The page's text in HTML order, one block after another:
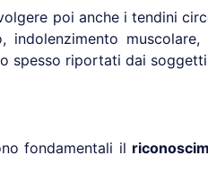
poi anche i tendini
indolenzimento
spesso riportati dai
fondamentali il